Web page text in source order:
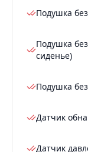
Подушка
Подушка
сиденье)
Подушка
Датчик
Датчик